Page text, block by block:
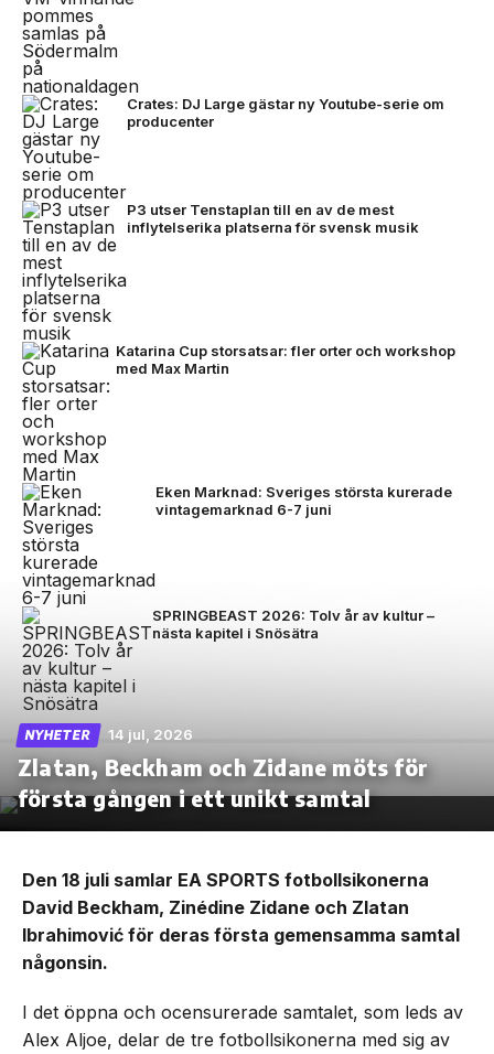
Crates: DJ Large gästar ny Youtube-serie om
producenter
P3 utser Tenstaplan till en av de mest
inflytelserika platserna för svensk musik
Katarina Cup storsatsar: fler orter och workshop
med Max Martin
Eken Marknad: Sveriges största kurerade
vintagemarknad 6-7 juni
SPRINGBEAST 2026: Tolv år av kultur –
nästa kapitel i Snösätra
NYHETER 14 jul, 2026
Zlatan, Beckham och Zidane möts för
första gången i ett unikt samtal
Den 18 juli samlar EA SPORTS fotbollsikonerna
David Beckham, Zinédine Zidane och Zlatan
Ibrahimović för deras första gemensamma samtal
någonsin.
I det öppna och ocensurerade samtalet, som leds av
Alex Aljoe, delar de tre fotbollsikonerna med sig av